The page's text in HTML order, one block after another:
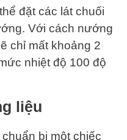
đặt các lát chuối
Với cách nướng
chỉ mất khoảng 2
nhiệt độ 100 độ
liệu
bị một chiếc